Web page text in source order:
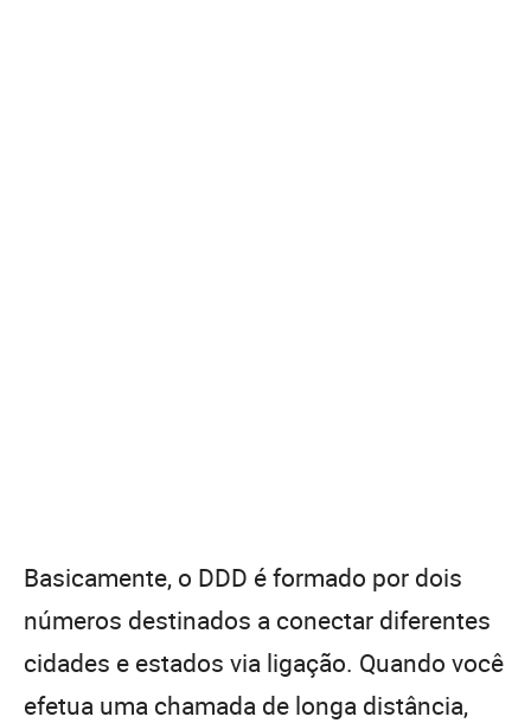
Basicamente, o DDD é formado por dois
números destinados a conectar diferentes
cidades e estados via ligação. Quando você
efetua uma chamada de longa distância,